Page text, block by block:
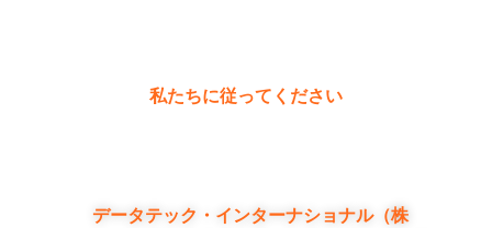
私たちに従ってください
データテック・インターナショナル（株